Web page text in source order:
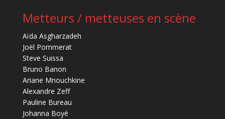
Metteurs / metteuses en scène
Aïda Asgharzadeh
Joël Pommerat
Steve Suissa
Bruno Banon
Ariane Mnouchkine
Alexandre Zeff
Pauline Bureau
Johanna Boyé